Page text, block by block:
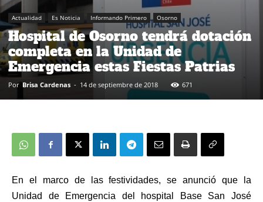
Actualidad Es Noticia Informando Primero Osorno
Hospital de Osorno tendrá dotación
completa en la Unidad de
Emergencia estas Fiestas Patrias
Por Brisa Cardenas - 14 de septiembre de 2018 671
En el marco de las festividades, se anunció que la
Unidad de Emergencia del hospital Base San José